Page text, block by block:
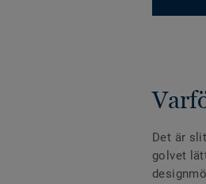
Det är
golvet